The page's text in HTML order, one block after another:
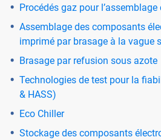
Procédés gaz pour
Assemblage des composants
imprimé par brasage à la vague
Brasage par refusion sous azote
Technologies de test pour la
& HASS)
Eco Chiller
Stockage des composants